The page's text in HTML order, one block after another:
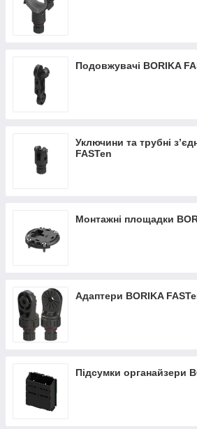
Подовжувачі BORIKA
Уключини та трубні
FASTen
Монтажні площадки
Адаптери BORIKA
Підсумки органайзери